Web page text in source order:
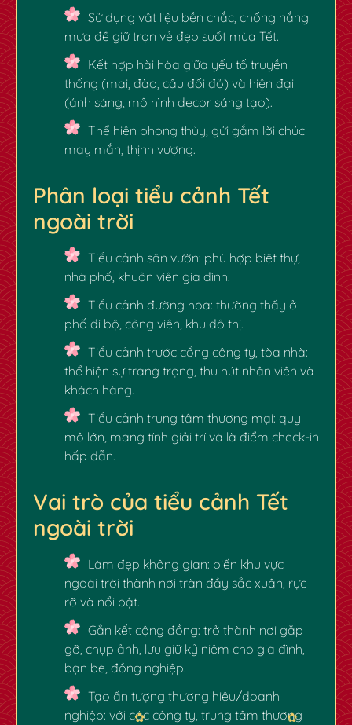
Sử dụng vật liệu bền chắc, chống nắng
mưa để giữ trọn vẻ đẹp suốt mùa Tết.
Kết hợp hài hòa giữa yếu tố truyền
thống (mai, đào, câu đối đỏ) và hiện đại
(ánh sáng, mô hình decor sáng tạo).
Thể hiện phong thủy, gửi gắm lời chúc
may mắn, thịnh vượng.
Phân loại tiểu cảnh Tết
ngoài trời
Tiểu cảnh sân vườn: phù hợp biệt thự,
nhà phố, khuôn viên gia đình.
Tiểu cảnh đường hoa: thường thấy ở
phố đi bộ, công viên, khu đô thị.
Tiểu cảnh trước cổng công ty, tòa nhà:
thể hiện sự trang trọng, thu hút nhân viên và
khách hàng.
Tiểu cảnh trung tâm thương mại: quy
mô lớn, mang tính giải trí và là điểm check-in
hấp dẫn.
Vai trò của tiểu cảnh Tết
ngoài trời
Làm đẹp không gian: biến khu vực
ngoài trời thành nơi tràn đầy sắc xuân, rực
rỡ và nổi bật.
Gắn kết cộng đồng: trở thành nơi gặp
gỡ, chụp ảnh, lưu giữ kỷ niệm cho gia đình,
bạn bè, đồng nghiệp.
Tạo ấn tượng thương hiệu/doanh
nghiệp: với các công ty, trung tâm thương